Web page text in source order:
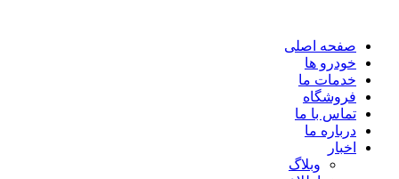
محتوا
صفحه اصلی
خودرو ها
خدمات ما
فروشگاه
تماس با ما
درباره ما
اخبار
وبلاگ